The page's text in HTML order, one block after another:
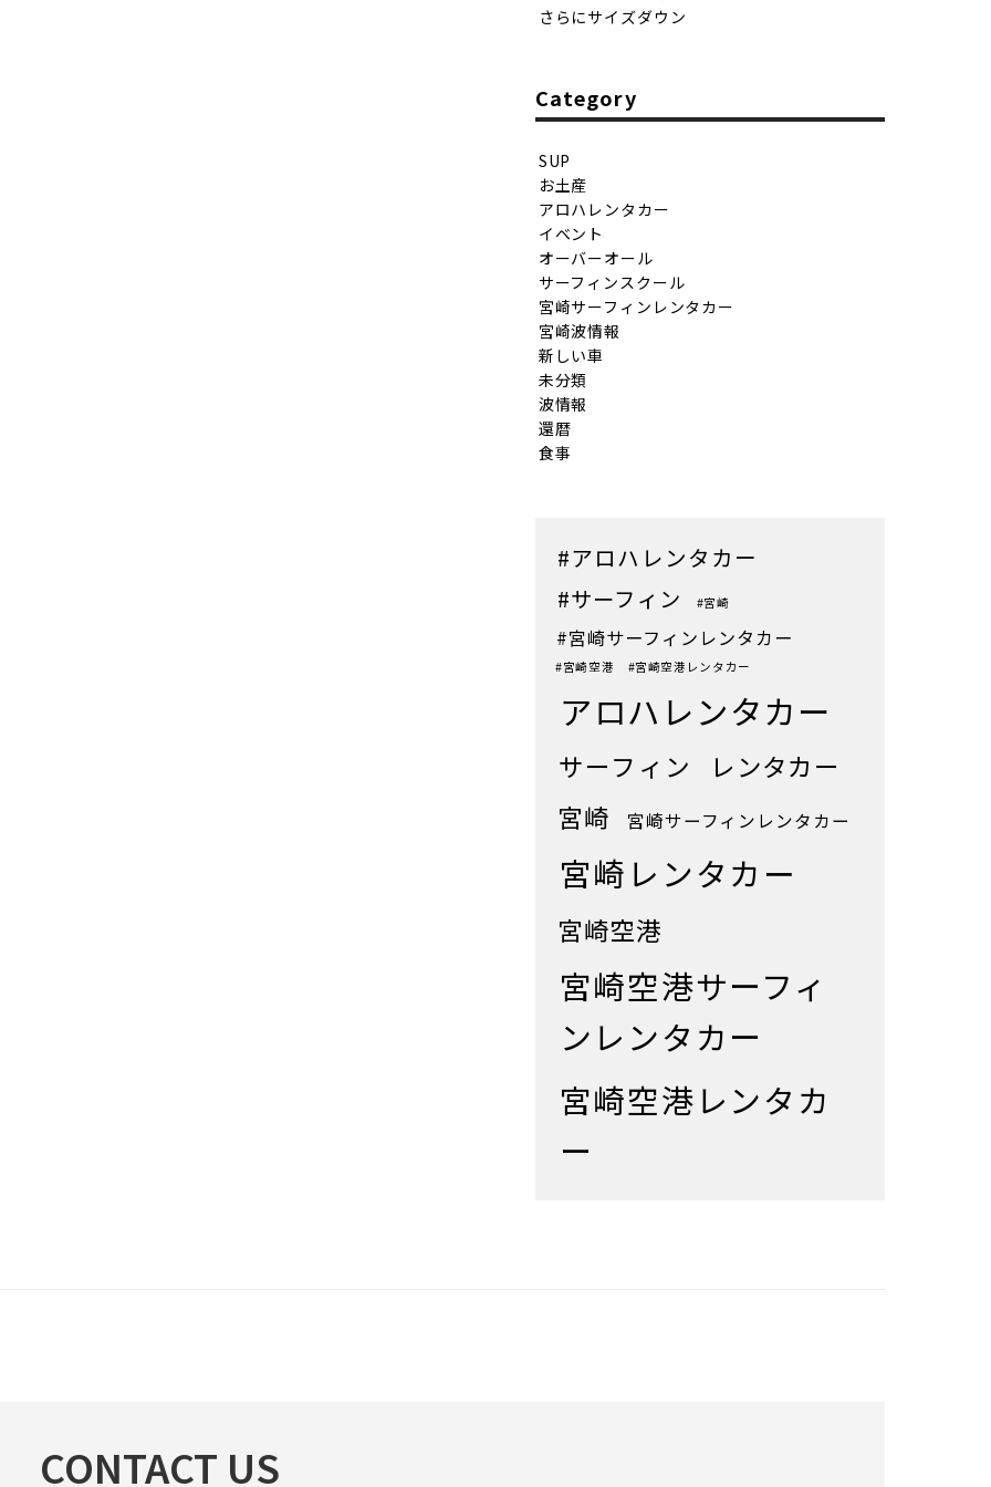
さらにサイズダウン
Category
SUP
お土産
アロハレンタカー
イベント
オーバーオール
サーフィンスクール
宮崎サーフィンレンタカー
宮崎波情報
新しい車
未分類
波情報
還暦
食事
#アロハレンタカー
#サーフィン #宮崎
#宮崎サーフィンレンタカー
#宮崎空港 #宮崎空港レンタカー
アロハレンタカー
サーフィン
レンタカー
宮崎
宮崎サーフィンレンタカー
宮崎レンタカー
宮崎空港
宮崎空港サーフィ
ンレンタカー
宮崎空港レンタカ
ー
CONTACT US